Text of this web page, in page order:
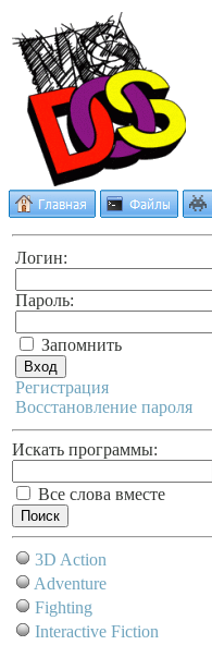
Логин:
Пароль:
Запомнить
Регистрация
Восстановление пароля
Искать программы:
Все слова вместе
3D Action
Adventure
Fighting
Interactive Fiction